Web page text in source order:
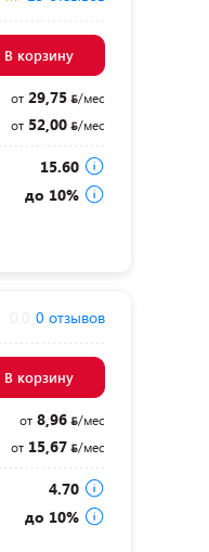
В корзину
от29,75
/мес
от52,00 /мес
15.60
до 10%
0 отзывов
В корзину
от8,96
/мес
от15,67 /мес
4.70
до 10%